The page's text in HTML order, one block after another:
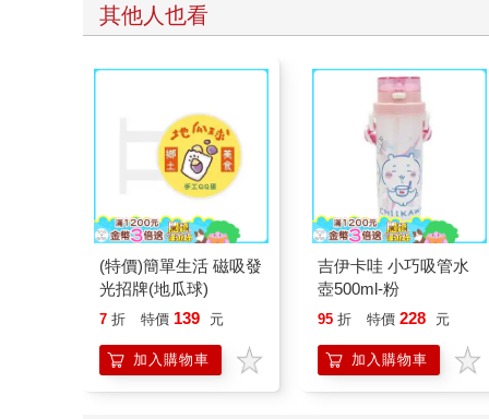
其他人也看
(特價)簡單生活 磁吸發
光招牌(地瓜球)
7 折 特價 139 元
加入購物車
吉伊卡哇 小巧吸管水
壺500ml-粉
95 折 特價 228 元
加入購物車